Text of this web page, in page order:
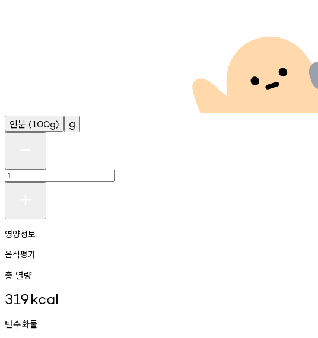
인분 (100g) g
영양정보
음식평가
총 열량
319kcal
탄수화물